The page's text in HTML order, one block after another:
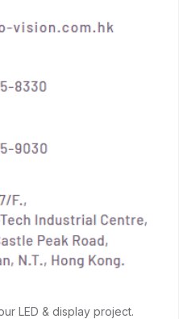
LED & display project.